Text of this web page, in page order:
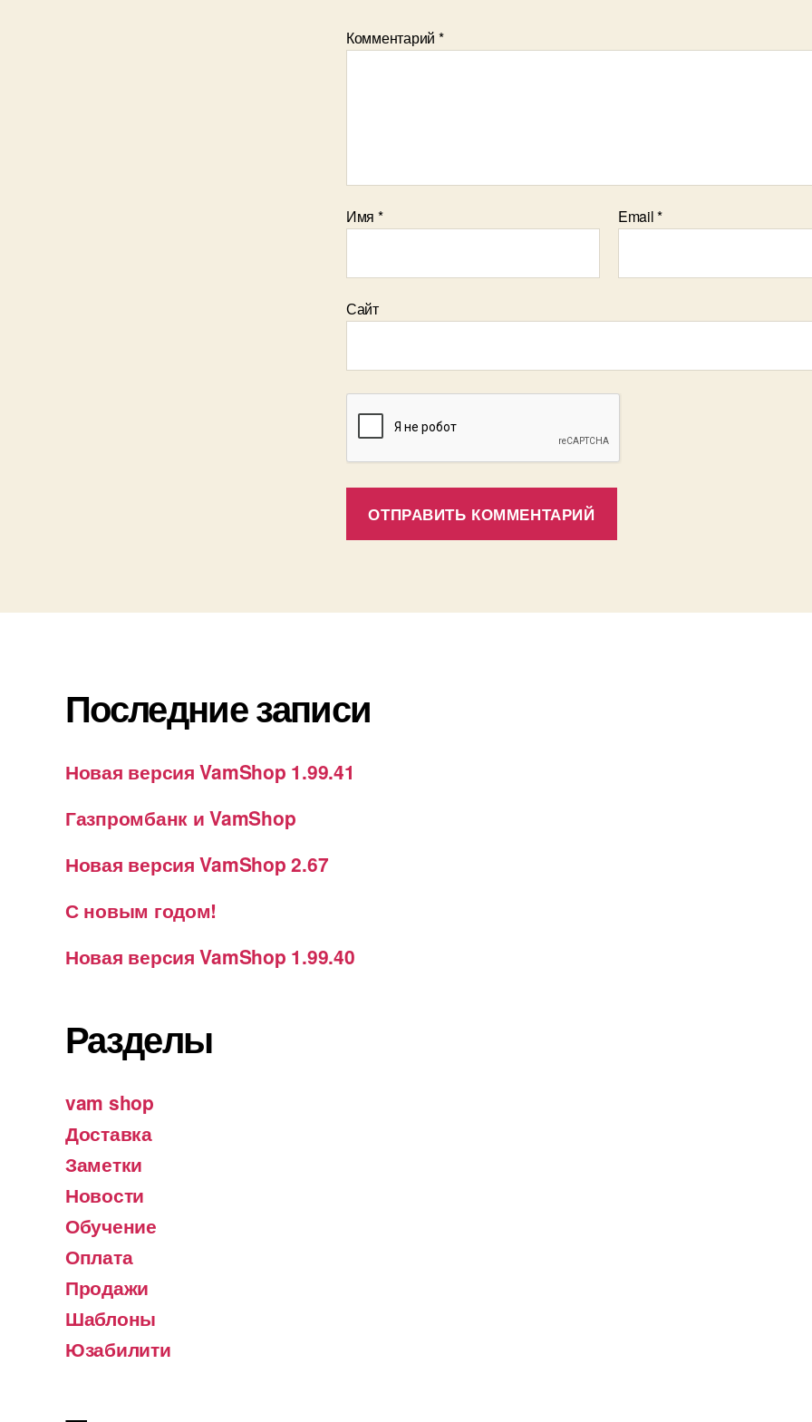
Комментарий *
Имя * Email*
Сайт
Последние записи
Новая версия VamShop 1.99.41
Газпромбанк и VamShop
Новая версия VamShop 2.67
С новым годом!
Новая версия VamShop 1.99.40
Разделы
vam shop
Доставка
Заметки
Новости
Обучение
Оплата
Продажи
Шаблоны
Юзабилити